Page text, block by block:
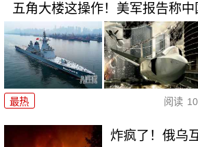
五角大楼这操作！美军报告称中
最热 阅读
炸疯了！俄乌